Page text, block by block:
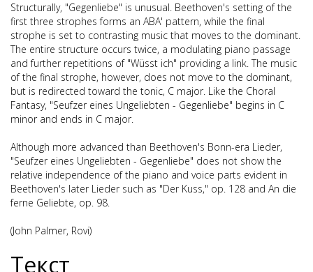
Structurally, "Gegenliebe" is unusual. Beethoven's setting of the
first three strophes forms an ABA' pattern, while the final
strophe is set to contrasting music that moves to the dominant.
The entire structure occurs twice, a modulating piano passage
and further repetitions of "Wüsst ich" providing a link. The music
of the final strophe, however, does not move to the dominant,
but is redirected toward the tonic, C major. Like the Choral
Fantasy, "Seufzer eines Ungeliebten - Gegenliebe" begins in C
minor and ends in C major.
Although more advanced than Beethoven's Bonn-era Lieder,
"Seufzer eines Ungeliebten - Gegenliebe" does not show the
relative independence of the piano and voice parts evident in
Beethoven's later Lieder such as "Der Kuss," op. 128 and An die
ferne Geliebte, op. 98.
(John Palmer, Rovi)
Текст